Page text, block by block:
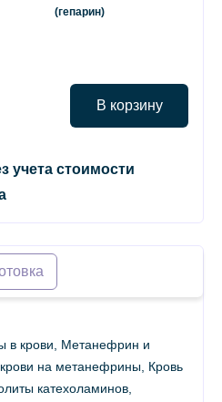
(гепарин)
В корзину
учета стоимости
крови, Метанефрин и
на метанефрины, Кровь
катехоламинов,